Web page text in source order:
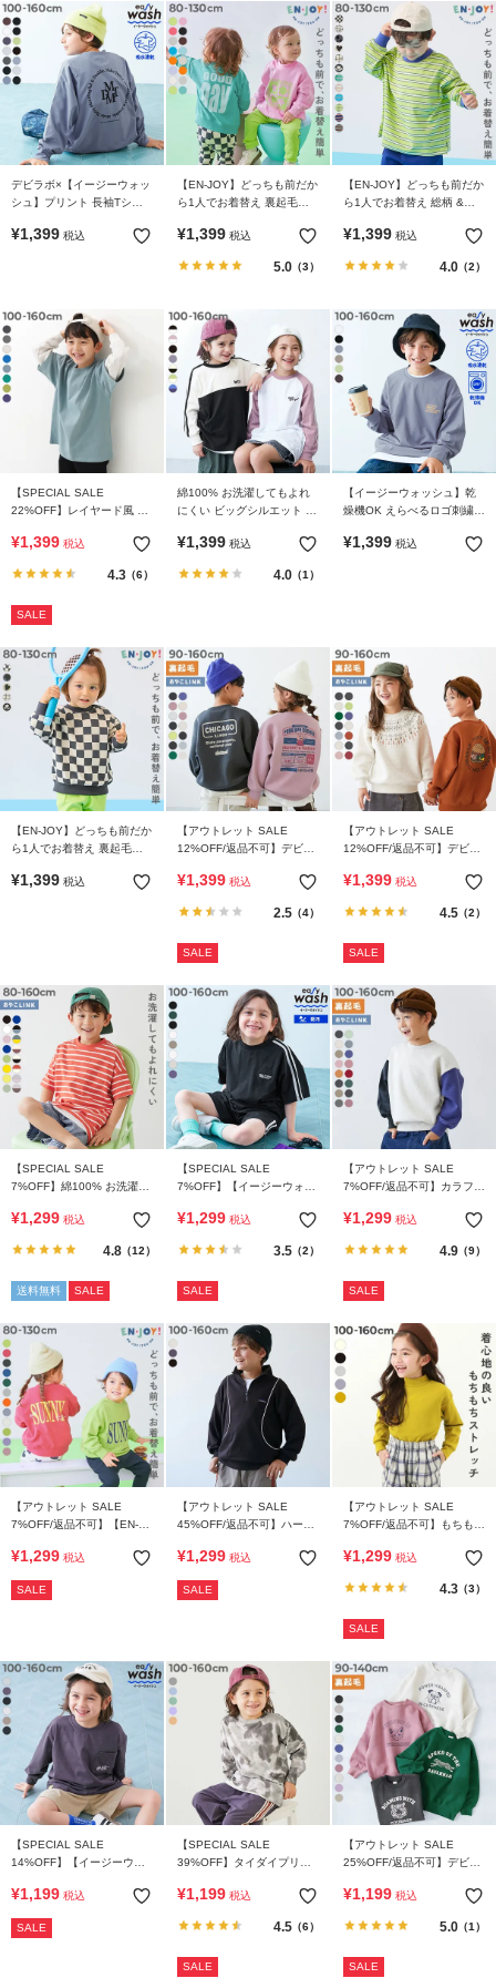
デビラボ×【イージーウォッ
シュ】プリント 長袖Tシャ
¥1,399 税込
【EN-JOY】どっちも前だか
ら1人でお着替え 裏起毛じ
¥1,399 税込
5.0（3）
【EN-JOY】どっちも前だか
ら1人でお着替え 総柄 &ボ
¥1,399 税込
4.0（2）
【SPECIAL SALE
22%OFF】レイヤード風 長
¥1,399 税込
4.3（6）
SALE
綿100% お洗濯してもよれ
にくい ビッグシルエット 袖
ト 長袖Tシャツ
¥1,399 税込
4.0（1）
【イージーウォッシュ】乾
燥機OK えらべるロゴ刺繍デ
¥1,399 税込
【EN-JOY】どっちも前だか
ら1人でお着替え 裏起毛じ
¥1,399 税込
【アウトレット SALE
12%OFF/返品不可】デビラ
エットトレーナー
¥1,399 税込
2.5（4）
SALE
【アウトレット SALE
12%OFF/返品不可】デビラ
ルエット トレーナー
¥1,399 税込
4.5（2）
SALE
【SPECIAL SALE
7%OFF】綿100% お洗濯し
エット ボーダー 半袖Tシャ
¥1,299 税込
4.8（12）
送料無料 SALE
【SPECIAL SALE
7%OFF】【イージーウォッ
ン UVカット 半袖Tシャツ
¥1,299 税込
3.5（2）
SALE
【アウトレット SALE
7%OFF/返品不可】カラフル
無地トレーナー
¥1,299 税込
4.9（9）
SALE
【アウトレット SALE
7%OFF/返品不可】【EN-
でお着替え 裏起毛じゃない
¥1,299 税込
SALE
【アウトレット SALE
45%OFF/返品不可】ハーフ
¥1,299 税込
SALE
【アウトレット SALE
7%OFF/返品不可】もちもち
袖Tシャツ
¥1,299 税込
4.3（3）
SALE
【SPECIAL SALE
14%OFF】【イージーウォ
長袖Tシャツ
¥1,199 税込
SALE
【SPECIAL SALE
39%OFF】タイダイプリン
¥1,199 税込
4.5（6）
SALE
【アウトレット SALE
25%OFF/返品不可】デビラ
裏起毛 BIGシルエット プリ
¥1,199 税込
5.0（1）
SALE